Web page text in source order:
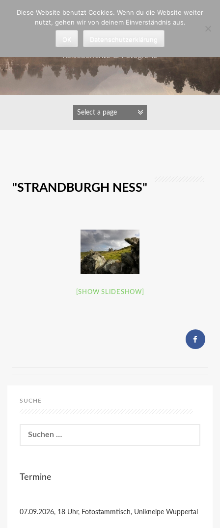
Astrid Padberg
Reiseberichte & Fotografie
"STRANDBURGH NESS"
[SHOW SLIDESHOW]
SUCHE
nach:
Termine
07.09.2026, 18 Uhr, Fotostammtisch, Unikneipe Wuppertal
Diese Website benutzt Cookies. Wenn du die Website weiter
nutzt, gehen wir von deinem Einverständnis aus.